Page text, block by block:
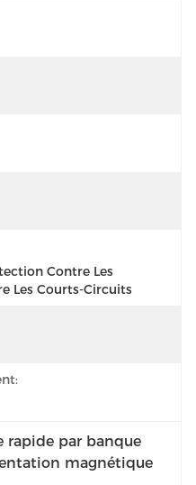
Contre Les
Les Courts-Circuits
rapide par banque
magnétique